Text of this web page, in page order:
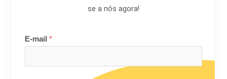
se a nós agora!
E-mail *